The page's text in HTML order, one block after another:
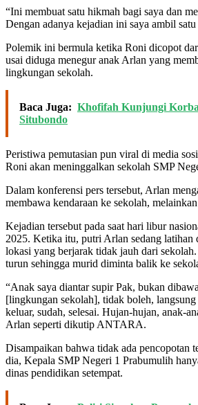
“Ini membuat satu hikmah bagi saya dan
Dengan adanya kejadian ini saya ambil
Polemik ini bermula ketika Roni dicopot
usai diduga menegur anak Arlan yang
lingkungan sekolah.
Baca Juga: Khofifah Kunjungi
Situbondo
Peristiwa pemutasian pun viral di media
Roni akan meninggalkan sekolah SMP
Dalam konferensi pers tersebut, Arlan
membawa kendaraan ke sekolah,
Kejadian tersebut pada saat hari libur
2025. Ketika itu, putri Arlan sedang latihan
lokasi yang berjarak tidak jauh dari
turun sehingga murid diminta balik ke
“Anak saya diantar supir Pak, bukan
[lingkungan sekolah], tidak boleh,
keluar, sudah, selesai. Hujan-hujan, anak-
Arlan seperti dikutip ANTARA.
Disampaikan bahwa tidak ada pencopotan
dia, Kepala SMP Negeri 1 Prabumulih
dinas pendidikan setempat.